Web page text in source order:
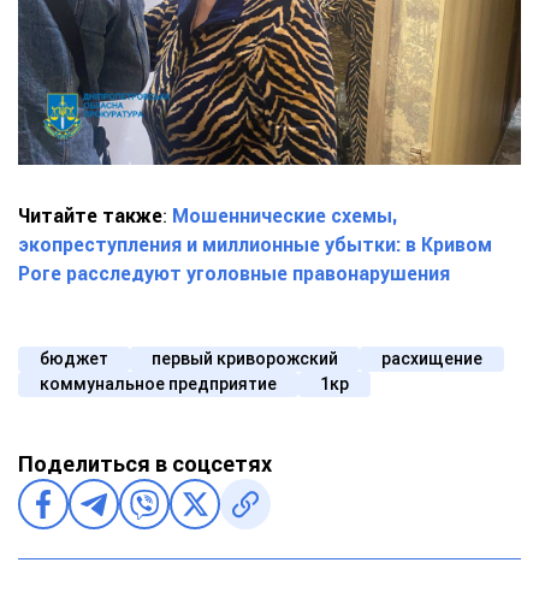
Читайте также: Мошеннические схемы,
экопреступления и миллионные убытки: в Кривом
Роге расследуют уголовные правонарушения
бюджет первый криворожский
расхищение
коммунальное предприятие
1кр
Поделиться в соцсетях